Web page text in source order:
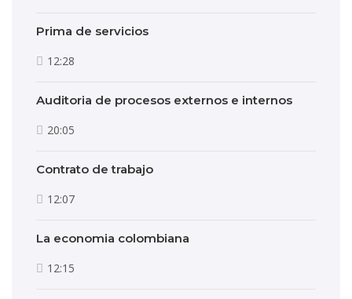
Prima de servicios
12:28
Auditoria de procesos externos e internos
20:05
Contrato de trabajo
12:07
La economia colombiana
12:15